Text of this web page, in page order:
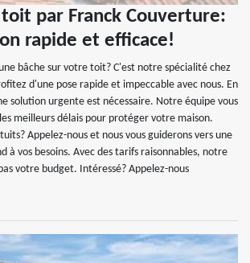
toit par Franck Couverture:
rapide et efficace!
bâche sur votre toit? C'est notre spécialité chez
d'une pose rapide et impeccable avec nous. En
solution urgente est nécessaire. Notre équipe vous
meilleurs délais pour protéger votre maison.
Appelez-nous et nous vous guiderons vers une
à vos besoins. Avec des tarifs raisonnables, notre
votre budget. Intéressé? Appelez-nous